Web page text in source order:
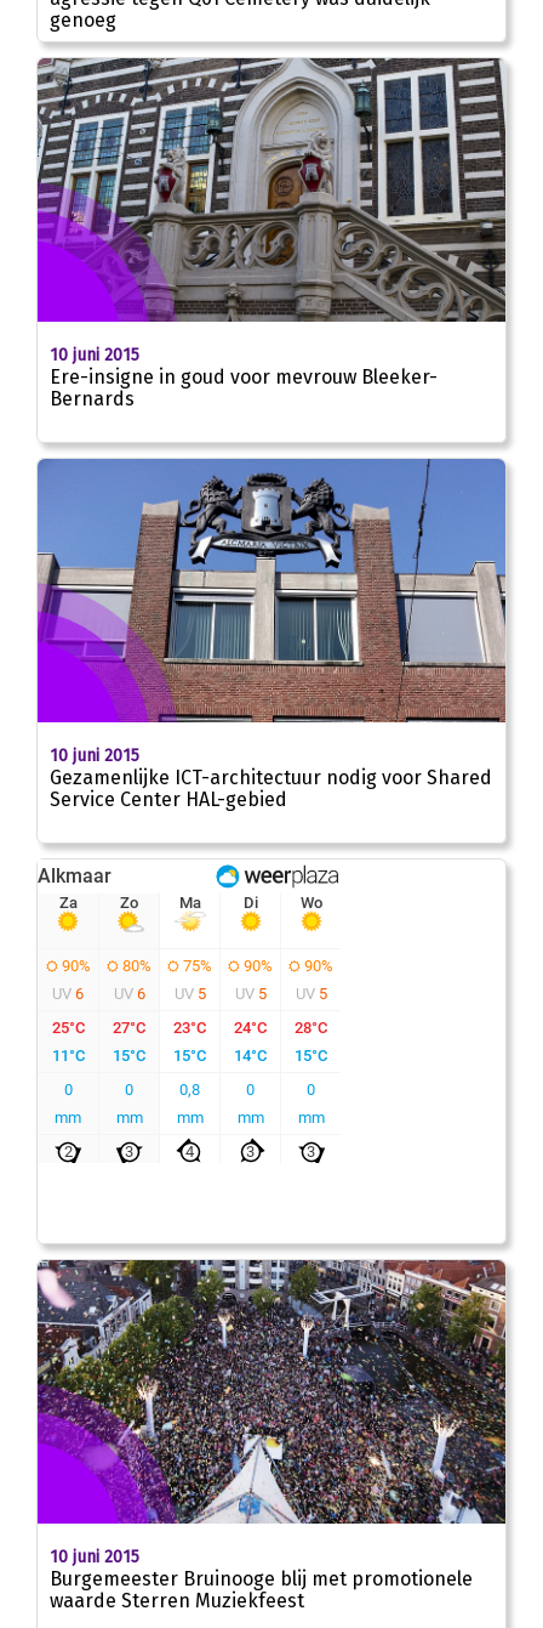
genoeg
10 juni 2015
Ere-insigne in goud voor mevrouw Bleeker-
Bernards
10 juni 2015
Gezamenlijke ICT-architectuur nodig voor Shared
Service Center HAL-gebied
10 juni 2015
Burgemeester Bruinooge blij met promotionele
waarde Sterren Muziekfeest